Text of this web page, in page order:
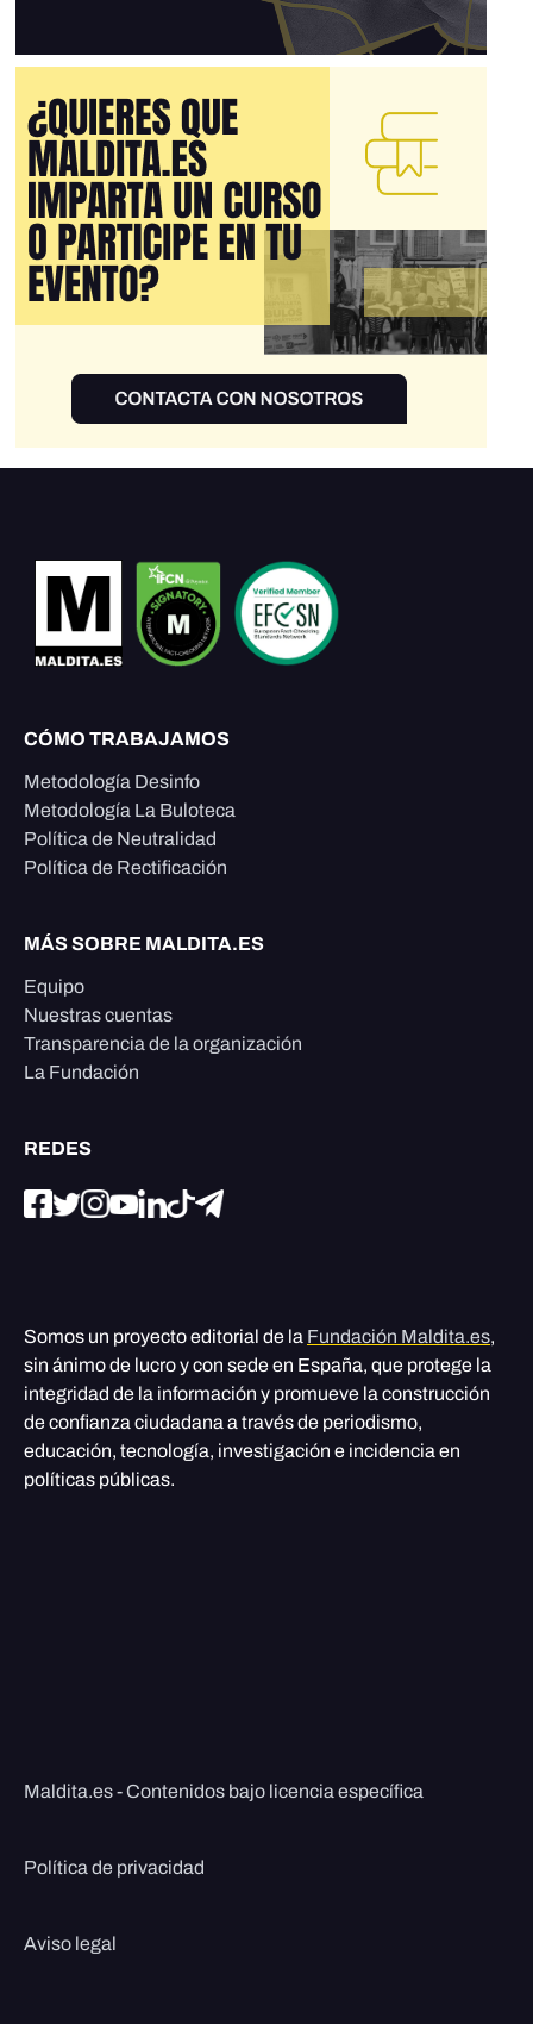
CÓMO TRABAJAMOS
Metodología Desinfo
Metodología La Buloteca
Política de Neutralidad
Política de Rectificación
MÁS SOBRE MALDITA.ES
Equipo
Nuestras cuentas
Transparencia de la organización
La Fundación
REDES
Somos un proyecto editorial de la Fundación Maldita.es,
sin ánimo de lucro y con sede en España, que protege la
integridad de la información y promueve la construcción
de confianza ciudadana a través de periodismo,
educación, tecnología, investigación e incidencia en
políticas públicas.
Maldita.es - Contenidos bajo licencia específica
Política de privacidad
Aviso legal